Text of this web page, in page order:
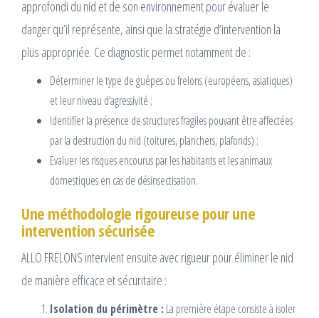
approfondi du nid et de son environnement pour évaluer le
danger qu’il représente, ainsi que la stratégie d’intervention la
plus appropriée. Ce diagnostic permet notamment de :
Déterminer le type de guêpes ou frelons (européens, asiatiques)
et leur niveau d’agressivité ;
Identifier la présence de structures fragiles pouvant être affectées
par la destruction du nid (toitures, planchers, plafonds) ;
Evaluer les risques encourus par les habitants et les animaux
domestiques en cas de désinsectisation.
Une méthodologie rigoureuse pour une
intervention sécurisée
ALLO FRELONS intervient ensuite avec rigueur pour éliminer le nid
de manière efficace et sécuritaire :
Isolation du périmètre : La première étape consiste à isoler